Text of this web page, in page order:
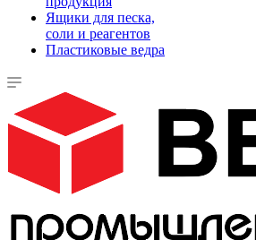
Ящики для песка,
соли и реагентов
Пластиковые ведра